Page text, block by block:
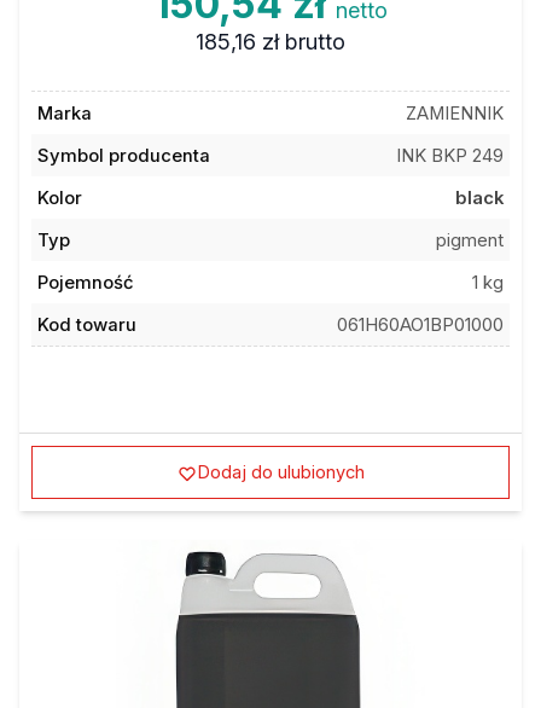
netto
185,16 zł brutto
Marka
ZAMIENNIK
Symbol producenta
INK BKP 249
Kolor
black
Typ
pigment
Pojemność
1 kg
Kod towaru
061H60AO1BP01000
Dodaj do ulubionych